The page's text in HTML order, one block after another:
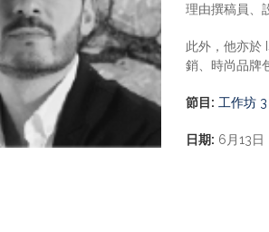
理由撰稿員、
此外，他亦於
銷、時尚品牌
節目: 工作坊
日期: 6月13日